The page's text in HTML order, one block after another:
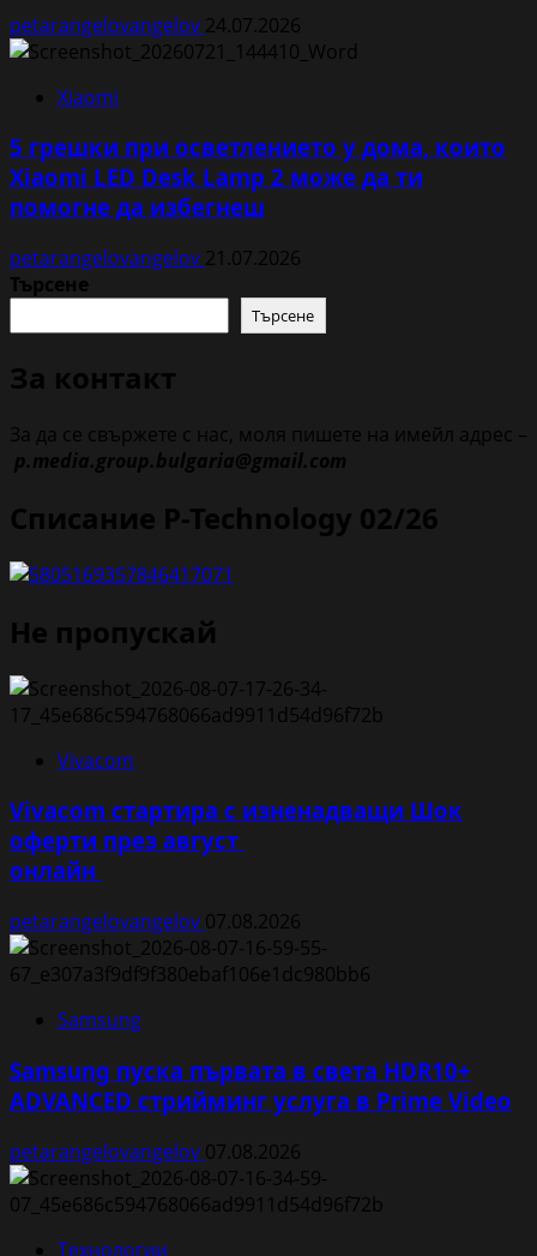
petarangelovangelov 24.07.2026
Xiaomi
5 грешки при осветлението у дома, които
Xiaomi LED Desk Lamp 2 може да ти
помогне да избегнеш
petarangelovangelov 21.07.2026
Търсене
Търсене
За контакт
За да се свържете с нас, моля пишете на имейл адрес –
p.media.group.bulgaria@gmail.com
Списание P-Technology 02/26
Не пропускай
Vivacom
Vivacom стартира с изненадващи Шок
оферти през август
онлайн
petarangelovangelov 07.08.2026
Samsung
Samsung пуска първата в света HDR10+
ADVANCED стрийминг услуга в Prime Video
petarangelovangelov 07.08.2026
Технологии